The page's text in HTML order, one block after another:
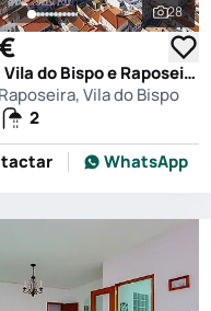
Ver
28
Moradia T3 em Vila do Bispo e Raposeira, Vila do Bispo
Vila do Bispo
2
WhatsApp